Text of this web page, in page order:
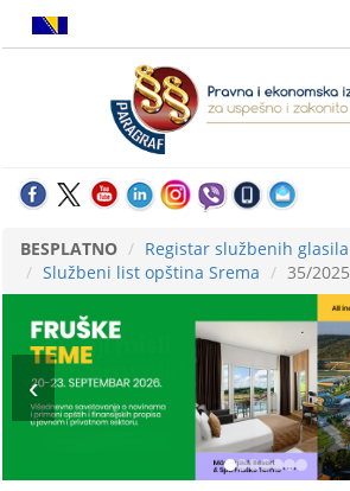
BESPLATNO
Registar službenih glasila
Službeni list opština Srema
35/2025